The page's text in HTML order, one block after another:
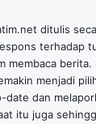
ditulis
terhadap
membaca
menjadi
dan
itu juga